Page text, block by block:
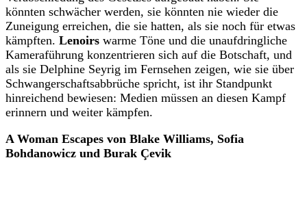
könnten schwächer werden, sie könnten nie wieder die
Zuneigung erreichen, die sie hatten, als sie noch für etwas
kämpften. Lenoirs warme Töne und die unaufdringliche
Kameraführung konzentrieren sich auf die Botschaft, und
als sie Delphine Seyrig im Fernsehen zeigen, wie sie über
Schwangerschaftsabbrüche spricht, ist ihr Standpunkt
hinreichend bewiesen: Medien müssen an diesen Kampf
erinnern und weiter kämpfen.
A Woman Escapes von Blake Williams, Sofia
Bohdanowicz und Burak Çevik